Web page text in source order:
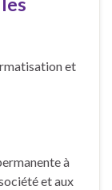
et
à
et aux